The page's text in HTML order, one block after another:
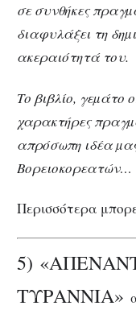
σε συνθήκες
διαφυλάξει τη
ακεραιότητά του.
Το βιβλίο, γεµάτο
χαρακτήρες
απρόσωπη ιδέα
Βορειοκορεατών…
Περισσότερα
5)
ΤΥΡΑΝΝΙΑ»